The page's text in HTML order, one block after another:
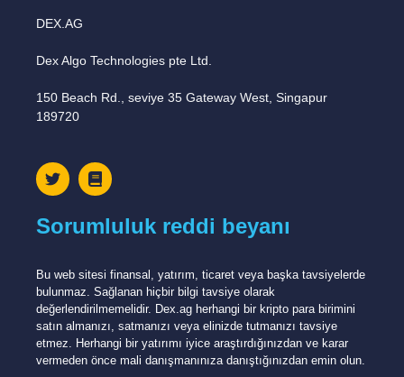
DEX.AG
Dex Algo Technologies pte Ltd.
150 Beach Rd., seviye 35 Gateway West, Singapur
189720
Sorumluluk reddi beyanı
Bu web sitesi finansal, yatırım, ticaret veya başka tavsiyelerde
bulunmaz. Sağlanan hiçbir bilgi tavsiye olarak
değerlendirilmemelidir. Dex.ag herhangi bir kripto para birimini
satın almanızı, satmanızı veya elinizde tutmanızı tavsiye
etmez. Herhangi bir yatırımı iyice araştırdığınızdan ve karar
vermeden önce mali danışmanınıza danıştığınızdan emin olun.